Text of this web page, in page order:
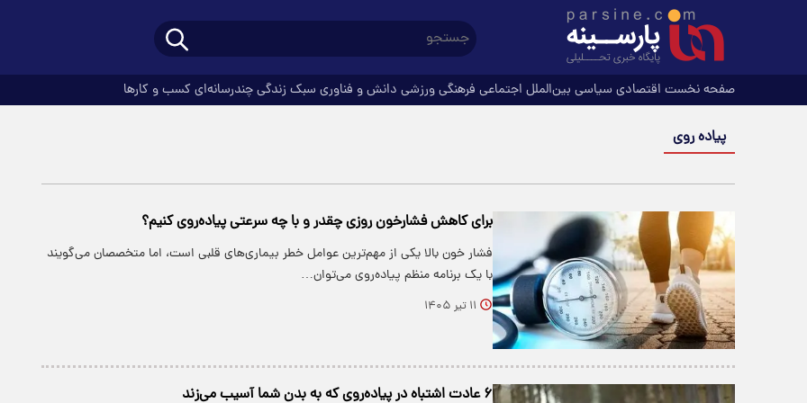
صفحه نخست اقتصادی سیاسی بین‌الملل اجتماعی فرهنگیورزشی دانش و فناوری سبک زندگیچندرسانه‌ای کسب و کارها
پیاده روی
برای کاهش فشارخون روزی چقدر و با چه سرعتی پیاده‌روی کنیم؟
فشار خون بالا یکی از مهم‌ترین عوامل خطر بیماری‌های قلبی است، اما متخصصان می‌گویند
با یک برنامه منظم پیاده‌روی می‌توان…
۱۱ تیر ۱۴۰۵
۶ عادت اشتباه در پیاده‌روی که به بدن شما آسیب می‌زند